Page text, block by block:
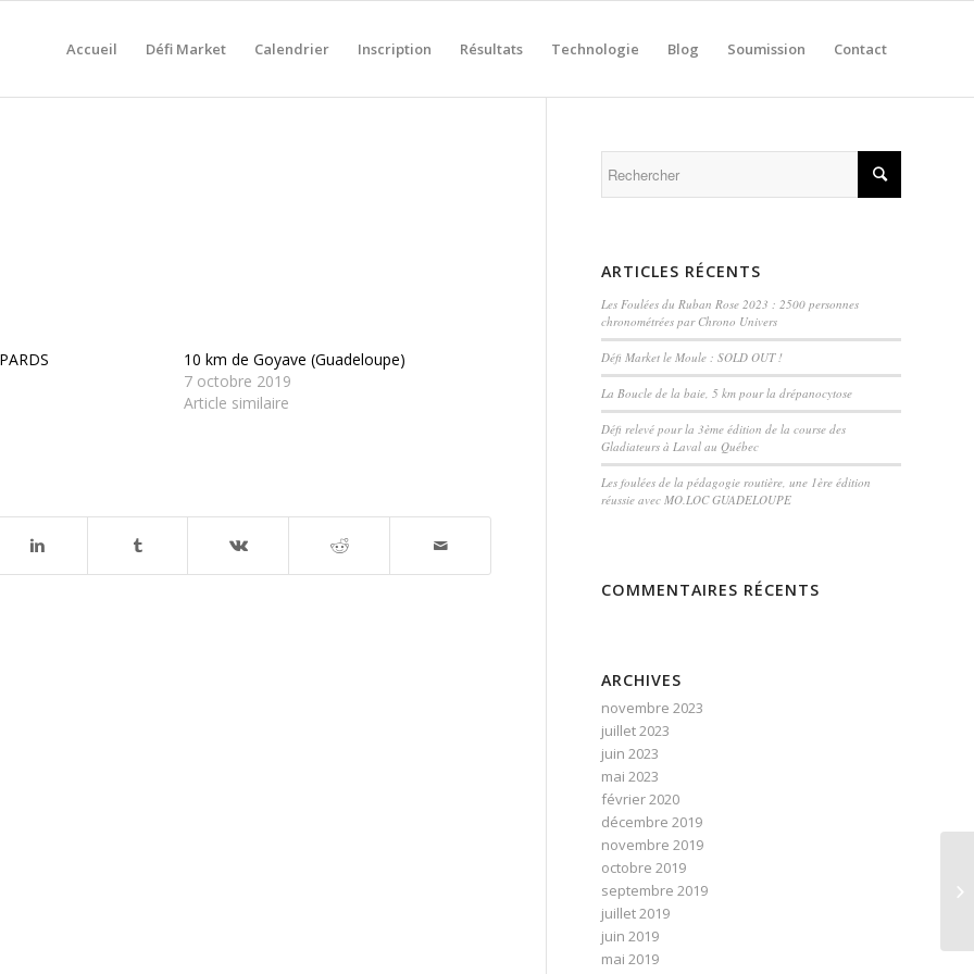
Accueil Défi Market Calendrier Inscription Résultats Technologie Blog Soumission Contact
10 km de Goyave (Guadeloupe)
7 octobre 2019
Article similaire
ARTICLES RÉCENTS
Les Foulées du Ruban Rose 2023 : 2500 personnes
chronométrées par Chrono Univers
Défi Market le Moule : SOLD OUT !
La Boucle de la baie, 5 km pour la drépanocytose
Défi relevé pour la 3ème édition de la course des
Gladiateurs à Laval au Québec
Les foulées de la pédagogie routière, une 1ère édition
réussie avec MO.LOC GUADELOUPE
COMMENTAIRES RÉCENTS
ARCHIVES
novembre 2023
juillet 2023
juin 2023
mai 2023
février 2020
décembre 2019
novembre 2019
octobre 2019
septembre 2019
juillet 2019
juin 2019
mai 2019